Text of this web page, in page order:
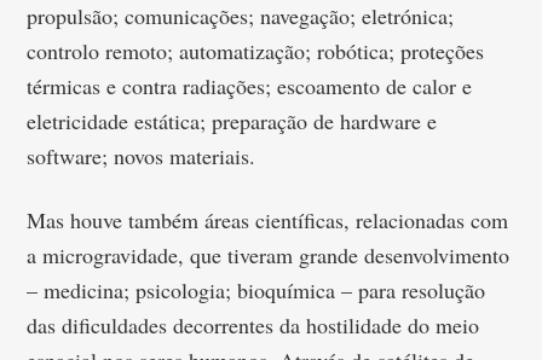
propulsão; comunicações; navegação; eletrónica;
controlo remoto; automatização; robótica; proteções
térmicas e contra radiações; escoamento de calor e
eletricidade estática; preparação de hardware e
software; novos materiais.
Mas houve também áreas científicas, relacionadas com
a microgravidade, que tiveram grande desenvolvimento
– medicina; psicologia; bioquímica – para resolução
das dificuldades decorrentes da hostilidade do meio